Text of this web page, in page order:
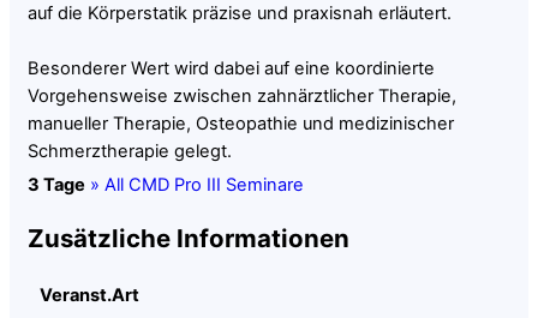
auf die Körperstatik präzise und praxisnah erläutert.
Besonderer Wert wird dabei auf eine koordinierte
Vorgehensweise zwischen zahnärztlicher Therapie,
manueller Therapie, Osteopathie und medizinischer
Schmerztherapie gelegt.
3 Tage » All CMD Pro III Seminare
Zusätzliche Informationen
Veranst.Art